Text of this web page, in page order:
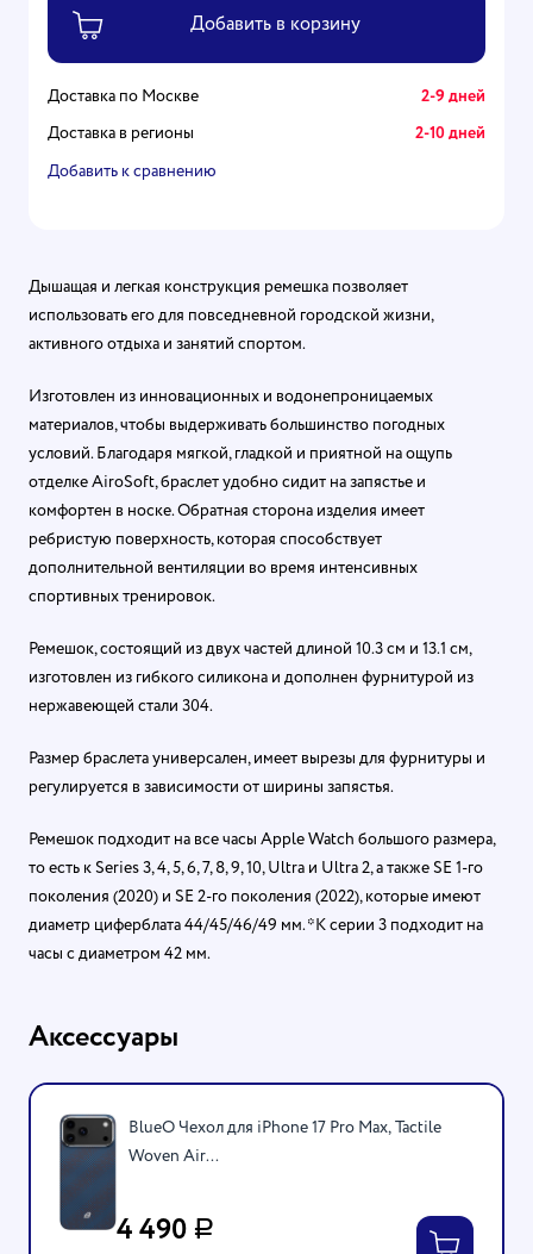
Доставка по Москве 2-9 дней
Доставка в регионы 2-10 дней
Добавить к сравнению
Дышащая и легкая конструкция ремешка позволяет
использовать его для повседневной городской жизни,
активного отдыха и занятий спортом.
Изготовлен из инновационных и водонепроницаемых
материалов, чтобы выдерживать большинство погодных
условий. Благодаря мягкой, гладкой и приятной на ощупь
отделке AiroSoft, браслет удобно сидит на запястье и
комфортен в носке. Обратная сторона изделия имеет
ребристую поверхность, которая способствует
дополнительной вентиляции во время интенсивных
спортивных тренировок.
Ремешок, состоящий из двух частей длиной 10.3 см и 13.1 см,
изготовлен из гибкого силикона и дополнен фурнитурой из
нержавеющей стали 304.
Размер браслета универсален, имеет вырезы для фурнитуры и
регулируется в зависимости от ширины запястья.
Ремешок подходит на все часы Apple Watch большого размера,
то есть к Series 3, 4, 5, 6, 7, 8, 9, 10, Ultra и Ultra 2, а также SE 1-го
поколения (2020) и SE 2-го поколения (2022), которые имеют
диаметр циферблата 44/45/46/49 мм. *К серии 3 подходит на
часы с диаметром 42 мм.
Аксессуары
BlueO Чехол для iPhone 17 Pro Max, Tactile
Woven Air...
4 490 Р